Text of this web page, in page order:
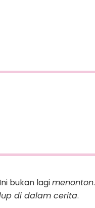
bukan lagimenonton.
di dalam cerita.